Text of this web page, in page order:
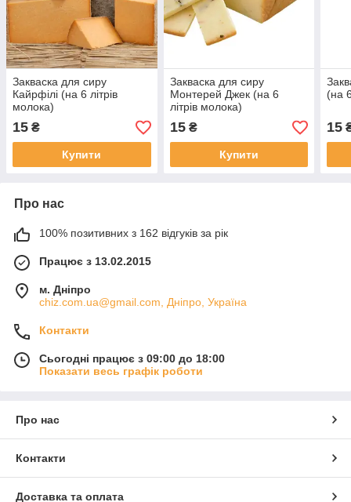
Закваска для сиру
Кайрфілі (на 6 літрів
молока)
15 ₴
Купити
Закваска для сиру
Монтерей Джек (на 6
літрів молока)
15₴
Купити
(на
15
Про нас
100% позитивних з 162 відгуків за рік
Працює з 13.02.2015
м. Дніпро
chiz.com.ua@gmail.com, Дніпро, Україна
Контакти
Сьогодні працює з 09:00 до 18:00
Показати весь графік роботи
Про нас
Контакти
Доставка та оплата